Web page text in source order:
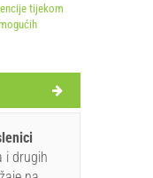
tijekom
i drugih